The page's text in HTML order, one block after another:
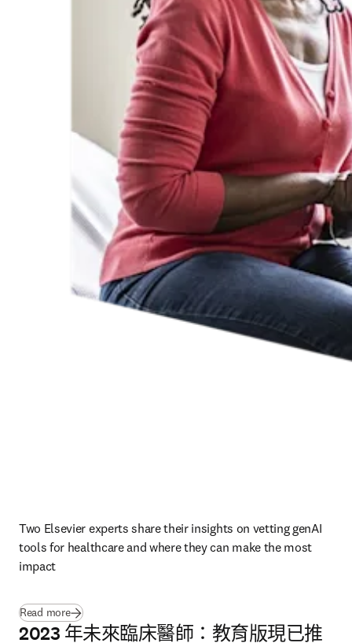
Two Elsevier experts share their insights on vetting genAI
tools for healthcare and where they can make the most
impact
Read more
2023 年未來臨床醫師：教育版現已推